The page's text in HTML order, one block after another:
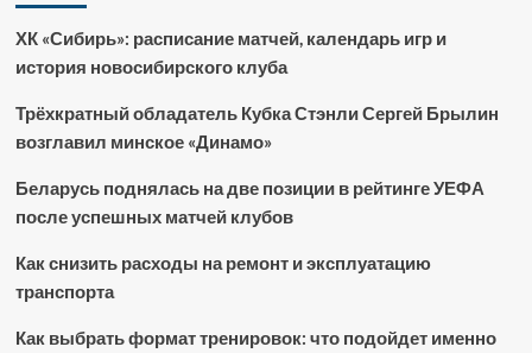
ХК «Сибирь»: расписание матчей, календарь игр и
история новосибирского клуба
Трёхкратный обладатель Кубка Стэнли Сергей Брылин
возглавил минское «Динамо»
Беларусь поднялась на две позиции в рейтинге УЕФА
после успешных матчей клубов
Как снизить расходы на ремонт и эксплуатацию
транспорта
Как выбрать формат тренировок: что подойдет именно